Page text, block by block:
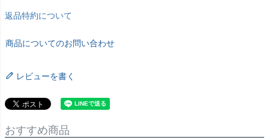
返品特約について
商品についてのお問い合わせ
レビューを書く
おすすめ商品